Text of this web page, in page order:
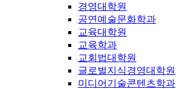
경영대학원
공연예술문화학과
교육대학원
교육학과
교회법대학원
글로벌지식경영대학원
미디어기술콘텐츠학과